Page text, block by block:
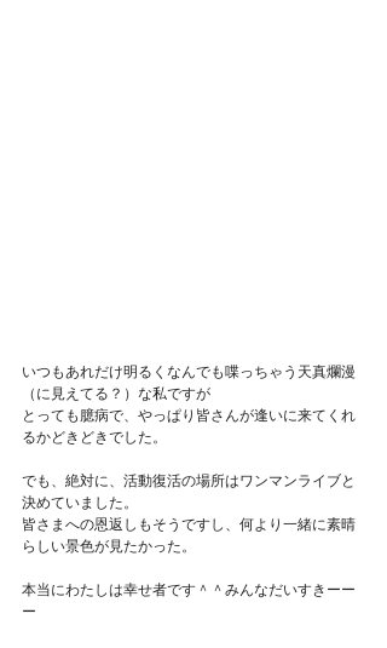
いつもあれだけ明るくなんでも喋っちゃう天真爛漫
（に見えてる？）な私ですが
とっても臆病で、やっぱり皆さんが逢いに来てくれ
るかどきどきでした。
でも、絶対に、活動復活の場所はワンマンライブと
決めていました。
皆さまへの恩返しもそうですし、何より一緒に素晴
らしい景色が見たかった。
本当にわたしは幸せ者です＾＾みんなだいすきーー
ー